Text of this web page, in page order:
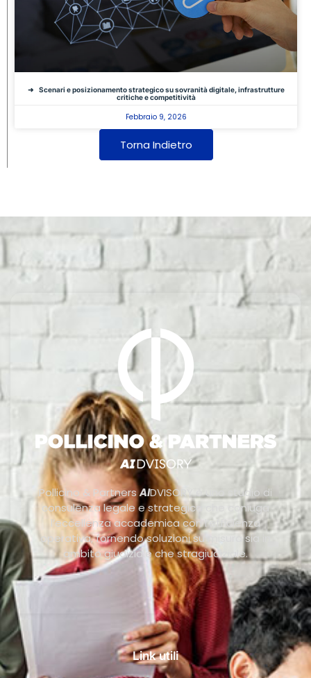
Scenari e posizionamento strategico su sovranità digitale, infrastrutture
critiche e competitività
Febbraio 9, 2026
Torna Indietro
Pollicino & PartnersAIDVISORY è uno studio di
consulenza legale e strategica che coniuga
l’eccellenza accademica con l’efficienza
operativa, fornendo soluzioni su misura sia in
ambito giudiziale che stragiudiziale.
Link utili